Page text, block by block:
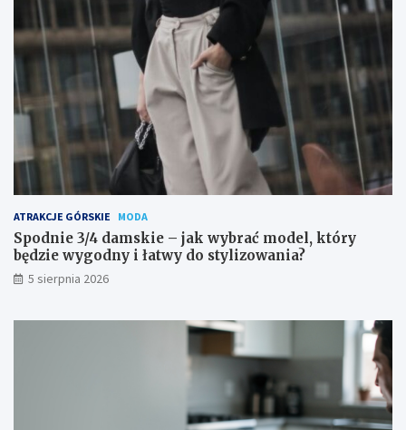
ATRAKCJE GÓRSKIE MODA
Spodnie 3/4 damskie – jak wybrać model, który
będzie wygodny i łatwy do stylizowania?
5 sierpnia 2026